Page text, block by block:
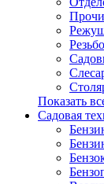
Показать
Садовая